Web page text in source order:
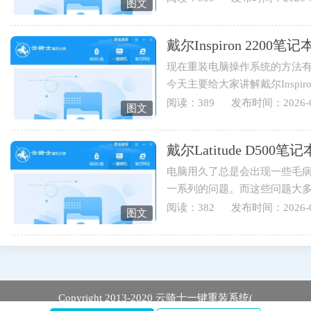
图文
图文
戴尔Inspiron 2200笔记
现在重装电脑操作系统的方法
今天主要给大家讲解戴尔
伴可以学起来哟。1.打开云骑
阅读：389 发布时间：2026-
图文
戴尔Latitude D500笔
电脑用久了总是会出现一些毛
一系列的问题。而这些问题大
于戴尔Latitude D500笔记本用...
阅读：382 发布时间：2026-
Copyright 2013-2020 云骑士一键重装系统(